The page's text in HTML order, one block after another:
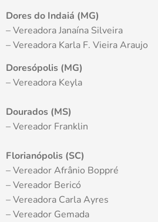
Dores do Indaiá (MG)
– Vereadora Janaína Silveira
– Vereadora Karla F. Vieira Araujo
Doresópolis (MG)
– Vereadora Keyla
Dourados (MS)
– Vereador Franklin
Florianópolis (SC)
– Vereador Afrânio Boppré
– Vereador Bericó
– Vereadora Carla Ayres
– Vereador Gemada